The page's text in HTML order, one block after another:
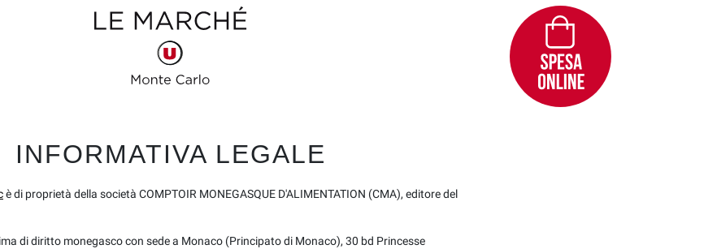
INFORMATIVA LEGALE
è di proprietà della società COMPTOIR MONEGASQUE D'ALIMENTATION (CMA), editore del
di diritto monegasco con sede a Monaco (Principato di Monaco), 30 bd Princesse